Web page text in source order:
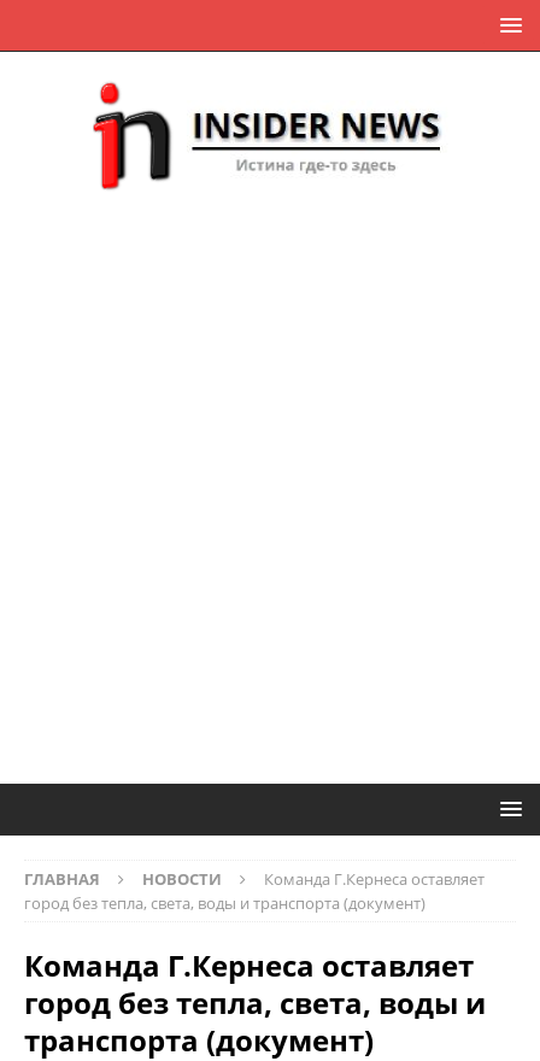
ГЛАВНАЯ НОВОСТИ
Команда Г.Кернеса оставляет
город без тепла, света, воды и транспорта (документ)
Команда Г.Кернеса оставляет
город без тепла, света, воды и
транспорта (документ)